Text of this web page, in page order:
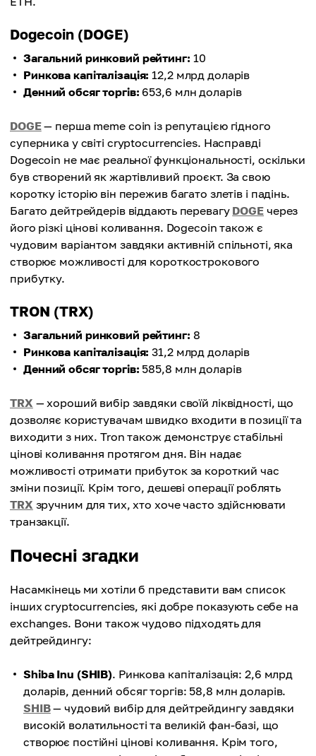
Dogecoin (DOGE)
Загальний ринковий рейтинг: 10
Ринкова капіталізація: 12,2 млрд доларів
Денний обсяг торгів: 653,6 млн доларів
DOGE— перша meme coin із репутацією гідного
суперника у світі cryptocurrencies. Насправді
Dogecoin не має реальної функціональності, оскільки
був створений як жартівливий проєкт. За свою
коротку історію він пережив багато злетів і падінь.
Багато дейтрейдерів віддають перевагу DOGEчерез
його різкі цінові коливання. Dogecoin також є
чудовим варіантом завдяки активній спільноті, яка
створює можливості для короткострокового
прибутку.
TRON (TRX)
Загальний ринковий рейтинг: 8
Ринкова капіталізація: 31,2 млрд доларів
Денний обсяг торгів: 585,8 млн доларів
TRX — хороший вибір завдяки своїй ліквідності, що
дозволяє користувачам швидко входити в позиції та
виходити з них. Tron також демонструє стабільні
цінові коливання протягом дня. Він надає
можливості отримати прибуток за короткий час
зміни позиції. Крім того, дешеві операції роблять
TRX зручним для тих, хто хоче часто здійснювати
транзакції.
Почесні згадки
Насамкінець ми хотіли б представити вам список
інших cryptocurrencies, які добре показують себе на
exchanges. Вони також чудово підходять для
дейтрейдингу:
Shiba Inu (SHIB). Ринкова капіталізація: 2,6 млрд
доларів, денний обсяг торгів: 58,8 млн доларів.
SHIB— чудовий вибір для дейтрейдингу завдяки
високій волатильності та великій фан-базі, що
створює постійні цінові коливання. Крім того,